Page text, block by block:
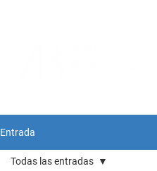
Entrada
Todas las entradas